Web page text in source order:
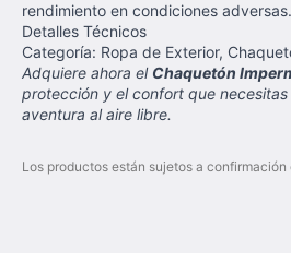
rendimiento en condiciones adversas.
Detalles Técnicos
Categoría: Ropa de Exterior,
Adquiere ahora el Chaquetón
protección y el confort que
aventura al aire libre.
Los productos están sujetos a confirmación